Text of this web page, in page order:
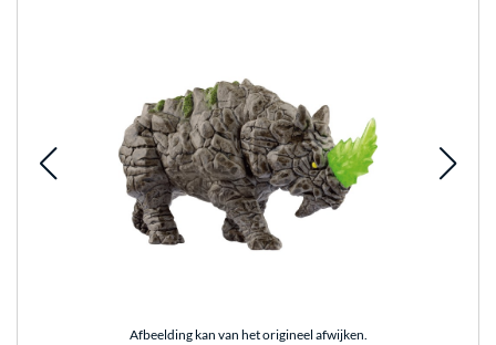
Afbeelding kan van het origineel afwijken.